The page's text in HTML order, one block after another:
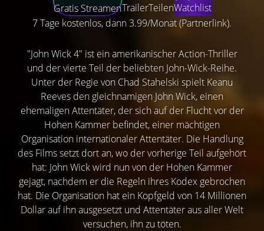
Gratis StreamenTrailerTeilenWatchlist
7 Tage kostenlos, dann 3.99/Monat (Partnerlink).
"John Wick 4" ist ein amerikanischer Action-Thriller
und der vierte Teil der beliebten John-Wick-Reihe.
Unter der Regie von Chad Stahelski spielt Keanu
Reeves den gleichnamigen John Wick, einen
ehemaligen Attentäter, der sich auf der Flucht vor der
Hohen Kammer befindet, einer mächtigen
Organisation internationaler Attentäter. Die Handlung
des Films setzt dort an, wo der vorherige Teil aufgehört
hat: John Wick wird nun von der Hohen Kammer
gejagt, nachdem er die Regeln ihres Kodex gebrochen
hat. Die Organisation hat ein Kopfgeld von 14 Millionen
Dollar auf ihn ausgesetzt und Attentäter aus aller Welt
versuchen, ihn zu töten.